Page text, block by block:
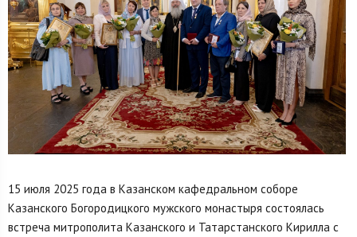
15 июля 2025 года в Казанском кафедральном соборе
Казанского Богородицкого мужского монастыря состоялась
встреча митрополита Казанского и Татарстанского Кирилла с